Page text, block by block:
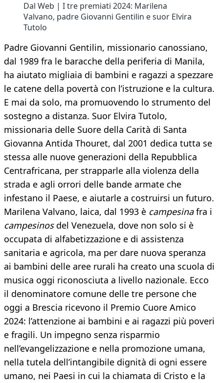
Dal Web | I tre premiati 2024: Marilena
Valvano, padre Giovanni Gentilin e suor Elvira
Tutolo
Padre Giovanni Gentilin, missionario canossiano,
dal 1989 fra le baracche della periferia di Manila,
ha aiutato migliaia di bambini e ragazzi a spezzare
le catene della povertà con l’istruzione e la cultura.
E mai da solo, ma promuovendo lo strumento del
sostegno a distanza. Suor Elvira Tutolo,
missionaria delle Suore della Carità di Santa
Giovanna Antida Thouret, dal 2001 dedica tutta se
stessa alle nuove generazioni della Repubblica
Centrafricana, per strapparle alla violenza della
strada e agli orrori delle bande armate che
infestano il Paese, e aiutarle a costruirsi un futuro.
Marilena Valvano, laica, dal 1993 è campesinafra i
campesinosdel Venezuela, dove non solo si è
occupata di alfabetizzazione e di assistenza
sanitaria e agricola, ma per dare nuova speranza
ai bambini delle aree rurali ha creato una scuola di
musica oggi riconosciuta a livello nazionale. Ecco
il denominatore comune delle tre persone che
oggi a Brescia ricevono il Premio Cuore Amico
2024: l’attenzione ai bambini e ai ragazzi più poveri
e fragili. Un impegno senza risparmio
nell’evangelizzazione e nella promozione umana,
nella tutela dell’intangibile dignità di ogni essere
umano, nei Paesi in cui la chiamata di Cristo e la